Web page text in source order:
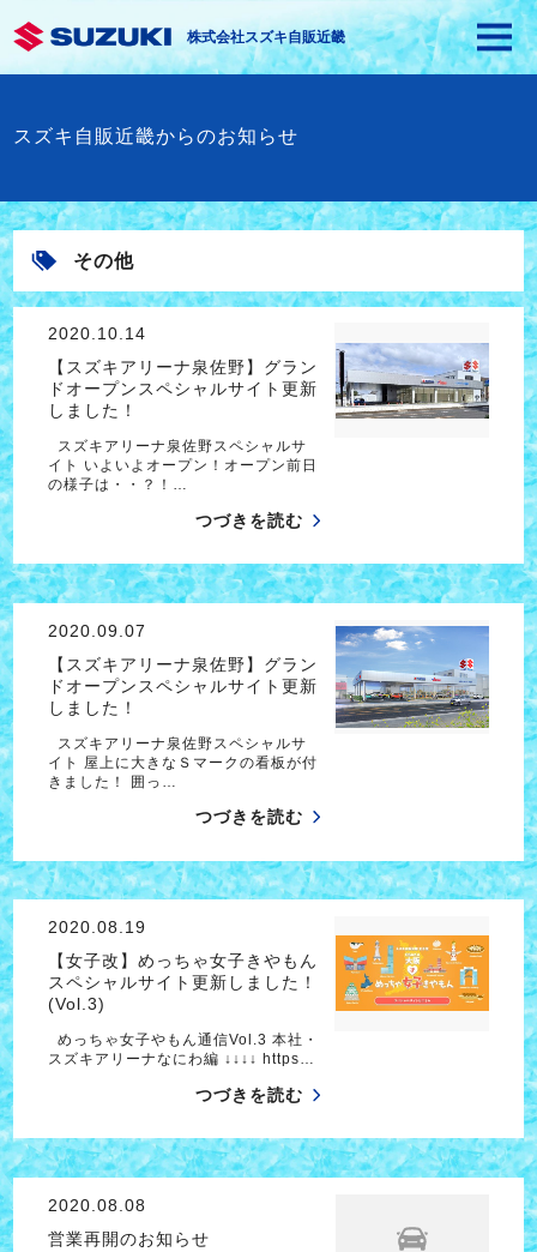
株式会社スズキ自販近畿
スズキ自販近畿からのお知らせ
その他
2020.10.14
【スズキアリーナ泉佐野】グラン
ドオープンスペシャルサイト更新
しました！
スズキアリーナ泉佐野スペシャルサ
イト いよいよオープン！オープン前日
の様子は・・？！…
つづきを読む
2020.09.07
【スズキアリーナ泉佐野】グラン
ドオープンスペシャルサイト更新
しました！
スズキアリーナ泉佐野スペシャルサ
イト 屋上に大きなＳマークの看板が付
きました！ 囲っ…
つづきを読む
2020.08.19
【女子改】めっちゃ女子きやもん
スペシャルサイト更新しました！
(Vol.3)
めっちゃ女子やもん通信Vol.3 本社・
スズキアリーナなにわ編 ↓↓↓↓ https…
つづきを読む
2020.08.08
営業再開のお知らせ